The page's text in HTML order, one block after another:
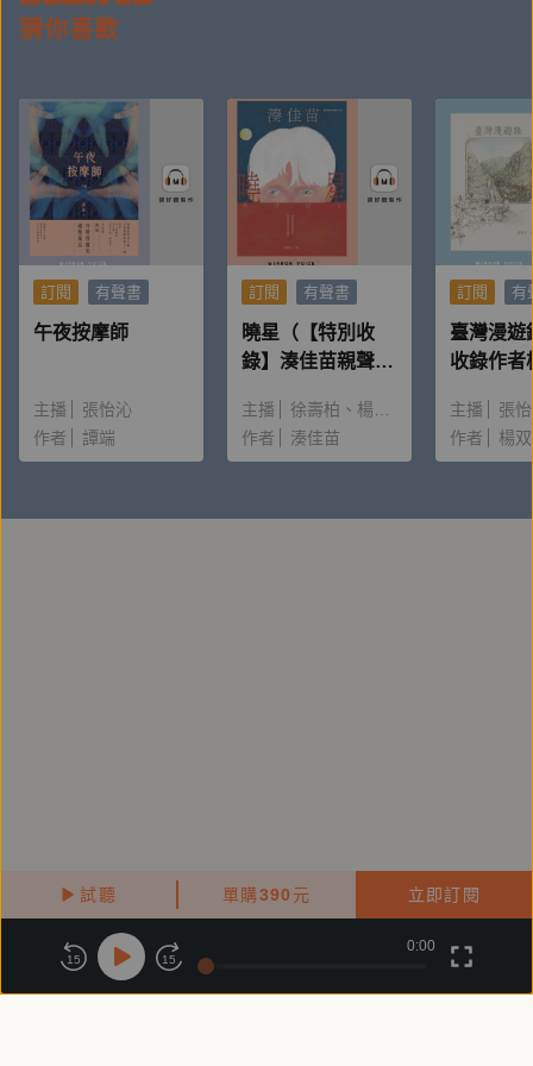
試聽 單購390 元 立即訂閱
◎ 費希特幾乎一字不差地複述出牧師講道內容，讓父
般農村小孩的命運。
◎ 黑格爾臨終前在病床上說：「只有一個人理解
我。」然而說完這句話後，他又惱怒地接著說：「不，
他也不理解我。」
◎ 韋伯問有志於進入大學教書的年輕學者：「你真的
相信，你能夠年復一年看著平庸之輩一個接一個爬到比
你高的位置，而既不憤恨又無挫折感嗎？」
◎ 海德格一生都迷戀著鄉間，拒絕了柏林大學的職
蔡慶樺
高雄出生，苗栗、臺南長大，後移居臺東，曾在政大外
交學系、政治學系及德國魯爾波鴻大學哲學研究所求
猜你喜歡
訂閱 有聲書
午夜按摩師
主播
張怡沁
作者
譚端
訂閱 有聲書
曉星（【特別收
錄】湊佳苗親聲朗
主播 徐壽柏
楊雅淳
作者
湊佳苗
訂閱 有
臺灣漫遊
收錄作者
主播
張
作者
楊
關於鏡好聽
商務合作 付費條款 會員條款
15 15
0:00